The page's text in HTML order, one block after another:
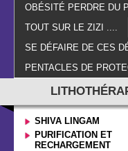
OBÉSITÉ PERDRE DU
TOUT SUR LE ZIZI ....
SE DÉFAIRE DE CES
PENTACLES DE
SHIVA LINGAM
PURIFICATION ET
RECHARGEMENT